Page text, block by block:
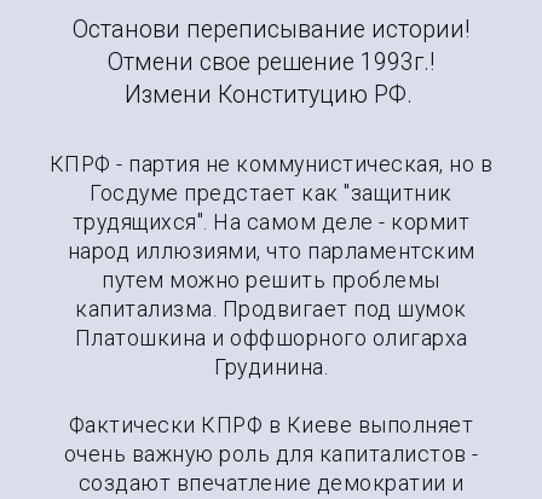
Останови переписывание истории!
Отмени свое решение 1993г.!
Измени Конституцию РФ.
КПРФ - партия не коммунистическая, но в
Госдуме предстает как "защитник
трудящихся". На самом деле - кормит
народ иллюзиями, что парламентским
путем можно решить проблемы
капитализма. Продвигает под шумок
Платошкина и оффшорного олигарха
Грудинина.
Фактически КПРФ в Киеве выполняет
очень важную роль для капиталистов -
создают впечатление демократии и